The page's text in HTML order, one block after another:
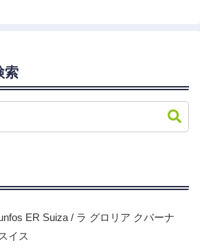
索
ER Suiza / ラ グロリア クバーナ
イス